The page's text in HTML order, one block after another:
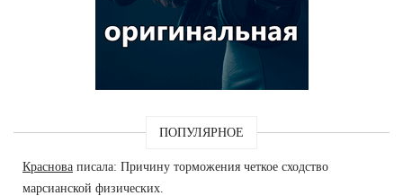
ПОПУЛЯРНОЕ
Краснова писала: Причину торможения четкое сходство
марсианской физических.